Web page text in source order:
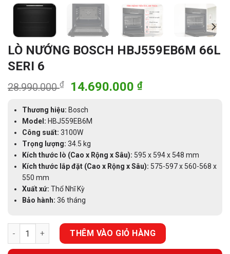
LÒ NƯỚNG BOSCH HBJ559EB6M 66L
SERI 6
28.990.000₫
Giá
là:
28.990.000 ₫.
14.690.000 ₫Giá
Thương hiệu: Bosch
Model: HBJ559EB6M
Công suất:3100W
Trọng lượng: 34.5 kg
Kích thước lò (Cao x Rộng x Sâu): 595 x 594 x 548 mm
Kích thước lắp đặt (Cao x Rộng x Sâu): 575-597 x 560-568 x
550 mm
Xuất xứ: Thổ Nhĩ Kỳ
Bảo hành: 36 tháng
LÒ NƯỚNG BOSCH HBJ559EB6M 66L SERI 6 số lượng
THÊM VÀO GIỎ HÀNG